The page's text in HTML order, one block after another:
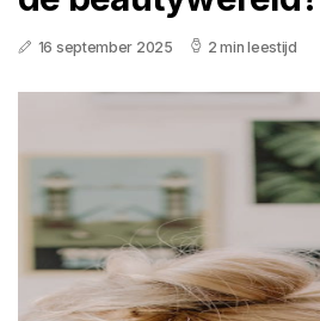
16 september 2025 2 min leestijd